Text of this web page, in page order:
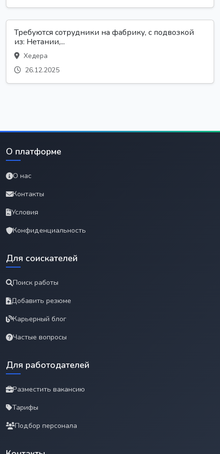
Требуются сотрудники на фабрику, с подвозкой
из: Нетании,...
Хедера
26.12.2025
О платформе
О нас
Контакты
Условия
Конфиденциальность
Для соискателей
Поиск работы
Добавить резюме
Карьерный блог
Частые вопросы
Для работодателей
Разместить вакансию
Тарифы
Подбор персонала